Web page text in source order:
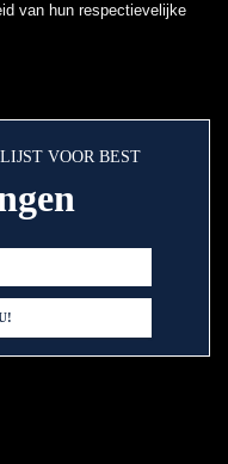
van hun respectievelijke
VOOR BEST